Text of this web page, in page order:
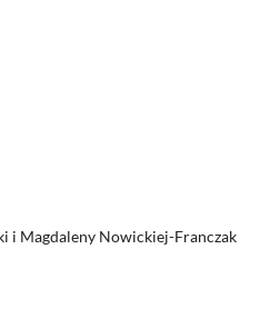
i Magdaleny Nowickiej-Franczak